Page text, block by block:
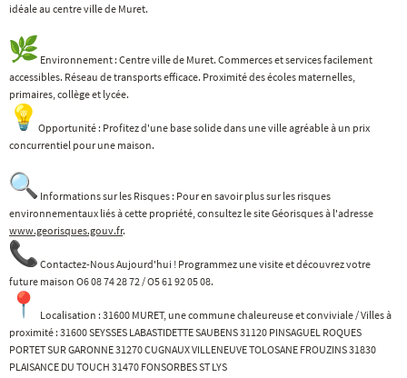
idéale au centre ville de Muret.
Environnement : Centre ville de Muret. Commerces et services facilement
accessibles. Réseau de transports efficace. Proximité des écoles maternelles,
primaires, collège et lycée.
Opportunité : Profitez d'une base solide dans une ville agréable à un prix
concurrentiel pour une maison.
Informations sur les Risques : Pour en savoir plus sur les risques
environnementaux liés à cette propriété, consultez le site Géorisques à l'adresse
www.georisques.gouv.fr.
Contactez-Nous Aujourd'hui ! Programmez une visite et découvrez votre
future maison O6 08 74 28 72 / O5 61 92 05 08.
Localisation : 31600 MURET, une commune chaleureuse et conviviale / Villes à
proximité : 31600 SEYSSES LABASTIDETTE SAUBENS 31120 PINSAGUEL ROQUES
PORTET SUR GARONNE 31270 CUGNAUX VILLENEUVE TOLOSANE FROUZINS 31830
PLAISANCE DU TOUCH 31470 FONSORBES ST LYS